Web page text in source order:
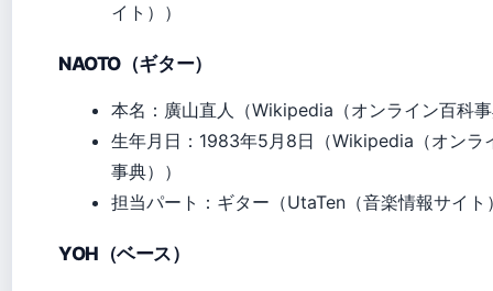
イト））
NAOTO（ギター）
本名：廣山直人（Wikipedia（オンライン百科
生年月日：1983年5月8日（Wikipedia（オンラ
事典））
担当パート：ギター（UtaTen（音楽情報サイト
YOH（ベース）